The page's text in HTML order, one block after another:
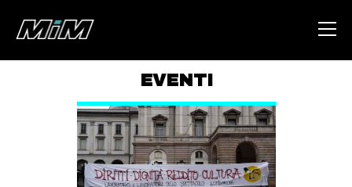
ABOUT
AREA
EVENTI